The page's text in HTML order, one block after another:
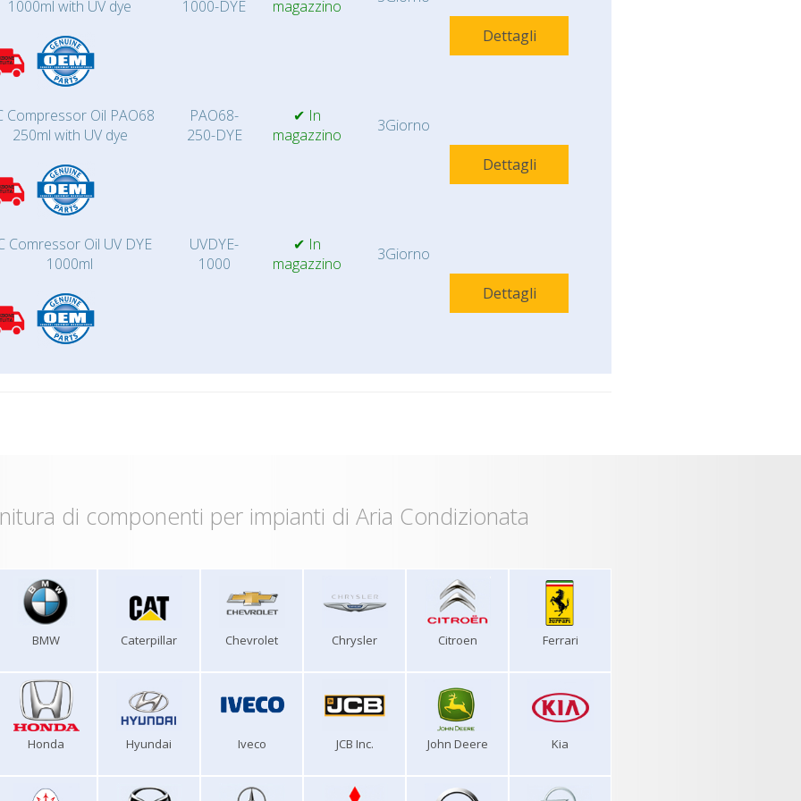
1000ml with UV dye 1000-DYE magazzino
Dettagli
Compressor Oil PAO68
250ml with UV dye
PAO68-
250-DYE
✔ In
magazzino
3Giorno
Dettagli
Comressor Oil UV DYE
1000ml
UVDYE-
1000
✔ In
magazzino
3Giorno
Dettagli
di componenti per impianti di Aria Condizionata
BMW Caterpillar Chevrolet Chrysler Citroen Ferrari
Honda Hyundai Iveco JCB Inc. John Deere Kia